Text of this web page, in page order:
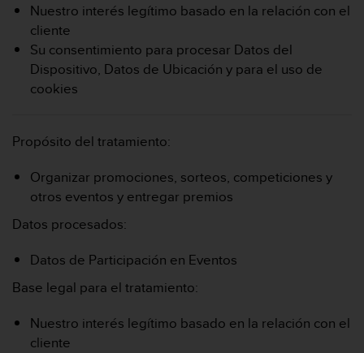
Nuestro interés legítimo basado en la relación con el
cliente
Su consentimiento para procesar Datos del
Dispositivo, Datos de Ubicación y para el uso de
cookies
Propósito del tratamiento:
Organizar promociones, sorteos, competiciones y
otros eventos y entregar premios
Datos procesados:
Datos de Participación en Eventos
Base legal para el tratamiento:
Nuestro interés legítimo basado en la relación con el
cliente